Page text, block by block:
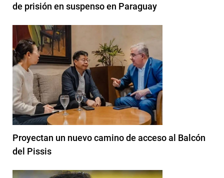
de prisión en suspenso en Paraguay
Proyectan un nuevo camino de acceso al Balcón
del Pissis